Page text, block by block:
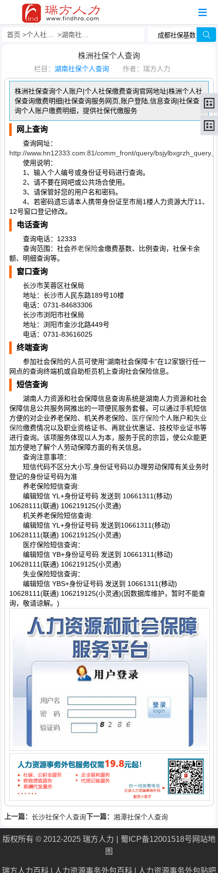
首页 个人社保查询 湖南社保个人查询
株洲社保个人查询
栏目： 湖南社保个人查询 作者：瑞方人力
株洲社保查询个人账户|个人社保缴费查询官网地址|株洲个人社
保查询缴费明细|社保查询服务网页,账户登陆,信息查询|社保查
询个人账户缴费明细，提供社保代缴服务
网上查询
查询网址：
http://www.hn12333.com:81/comm_front/query/
使用说明：
1、输入个人编号或身份证号码进行查询。
2、请不要在网吧或公共场合使用。
3、请保管好您的用户名和密码。
4、若密码遗忘请本人携带身份证至市局1楼人力资源大厅11、
12号窗口登记修改。
电话查询
查询电话：12333
查询范围：社会养老保险金缴费基数、比例查询，社保卡余
额、明细查询等。
窗口查询
长沙市芙蓉区社保局
地址：长沙市人民东路189号10楼
电话：0731-84683306
长沙市浏阳市社保局
地址：浏阳市金沙北路449号
电话：0731-83616025
终端查询
参加社会保险的人员可使用“湖南社会保障卡”在12家银行任一
网点的查询终端机或自助柜员机上查询社会保险信息。
短信查询
湖南人力资源和社会保障信息查询系统是湖南人力资源和社会
保障信息公共服务网推出的一项便民服务套餐。可以通过手机短信
方便的对企业养老保险、机关养老保险、
医疗保险个人账户和失业
保险缴费情况以及职业资格证书、再就业优惠证、技校毕业证书等
进行查询。该项服务体现以人为本，服务于民的宗旨，使公众能更
加方便地了解个人劳动保障方面的有关信息。
查询注意事项：
短信代码不区分大小写,身份证号码以办理劳动保障有关业务时
登记的身份证号码为准
养老保险短信查询:
编辑短信 YL+身份证号码 发送到 10661311(移动)
10628111(联通) 106219125(小灵通)
机关养老保险短信查询:
编辑短信 YL+身份证号码 发送到10661311(移动)
10628111(联通) 106219125(小灵通)
医疗保险短信查询：
编辑短信 YB+身份证号码 发送到 10661311(移动)
10628111(联通) 106219125(小灵通)
失业保险短信查询：
编辑短信 YBS+身份证号码 发送到 10661311(移动)
10628111(联通) 106219125(小灵通)(因数据库维护，暂时不能查
询，敬请谅解。)
上一篇： 长沙社保个人查询下一篇： 湘潭社保个人查询
版权所有 © 2012-2025 瑞方人力 蜀ICP备12001518号 网站地
图
瑞方人力百科 人力资源事务外包百科 人力资源事务外包贴吧